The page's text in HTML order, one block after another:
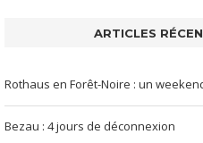
ARTICLES
Rothaus en Forêt-Noire : un
Bezau : 4 jours de déconnexion